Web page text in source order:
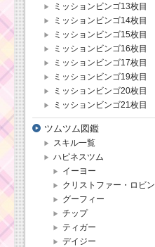
ミッションビンゴ13枚目
ミッションビンゴ14枚目
ミッションビンゴ15枚目
ミッションビンゴ16枚目
ミッションビンゴ17枚目
ミッションビンゴ19枚目
ミッションビンゴ20枚目
ミッションビンゴ21枚目
ツムツム図鑑
スキル一覧
ハピネスツム
イーヨー
クリストファー・ロビン
グーフィー
チップ
ティガー
デイジー